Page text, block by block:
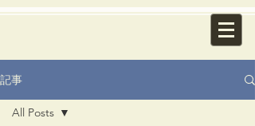
記事
All Posts